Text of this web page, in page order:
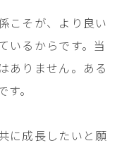
こそが、より良い
いるからです。当
ありません。ある
。
に成長したいと願